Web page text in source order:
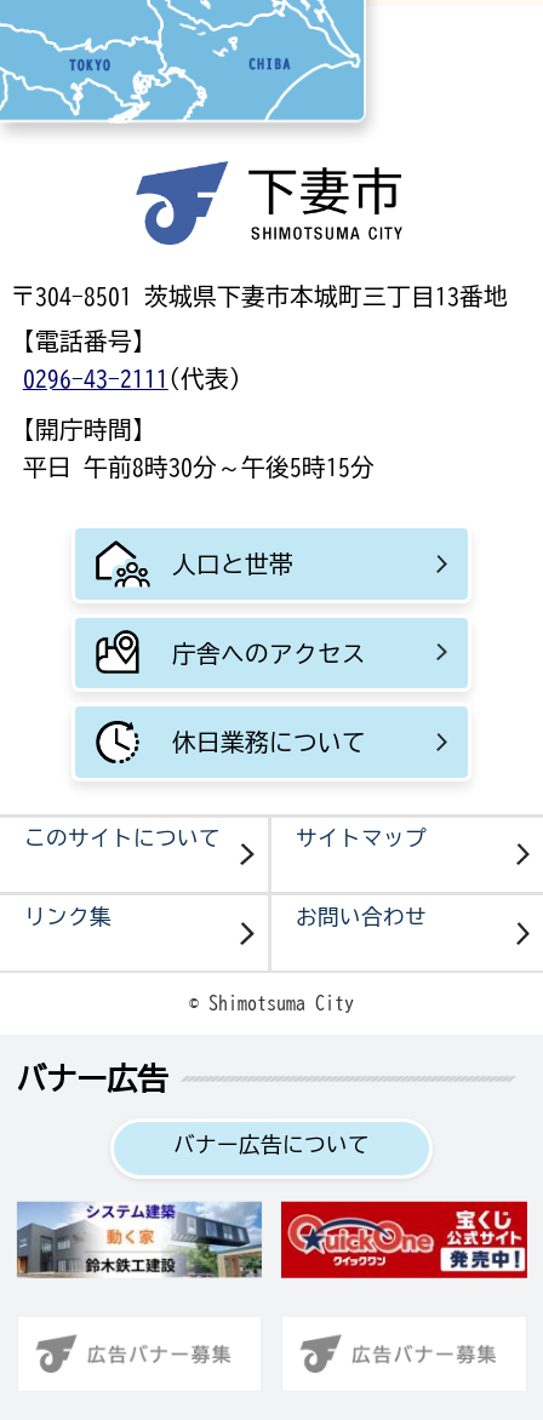
〒304-8501 茨城県下妻市本城町三丁目13番地
【電話番号】
0296-43-2111 (代表)
【開庁時間】
平日 午前8時30分～午後5時15分
人口と世帯
庁舎へのアクセス
休日業務について
このサイトについて サイトマップ
リンク集 お問い合わせ
© Shimotsuma City
バナー広告
バナー広告について